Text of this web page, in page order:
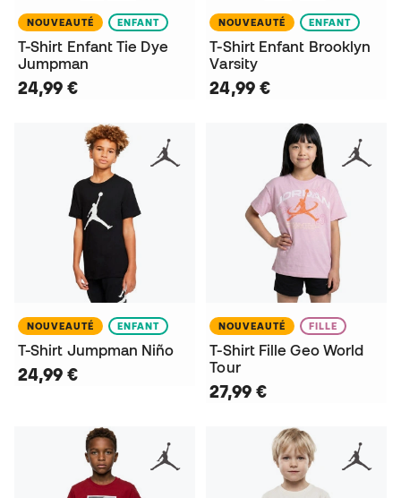
NOUVEAUTÉ ENFANT
T-Shirt Enfant Tie Dye
Jumpman
24,99 €
NOUVEAUTÉ ENFANT
T-Shirt Enfant Brooklyn
Varsity
24,99 €
NOUVEAUTÉ ENFANT
T-Shirt Jumpman Niño
24,99 €
NOUVEAUTÉ FILLE
T-Shirt Fille Geo World
Tour
27,99 €